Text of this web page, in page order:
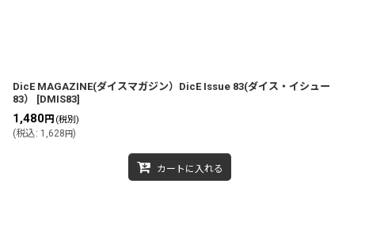
DicE MAGAZINE(ダイスマガジン）DicE Issue 83(ダイス・イシュー
83）
[DMIS83]
1,480円 (税別)
(税込: 1,628円)
カートに入れる